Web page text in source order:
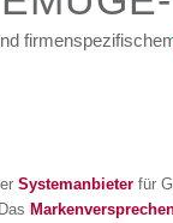
Systemanbieter für